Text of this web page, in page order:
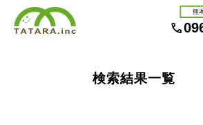
熊
検索結果一覧